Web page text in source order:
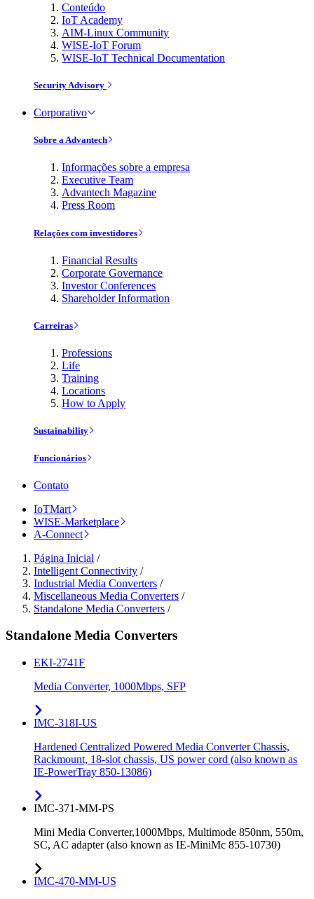
Conteúdo
IoT Academy
AIM-Linux Community
WISE-IoT Forum
WISE-IoT Technical Documentation
Security Advisory
Corporativo
Sobre a Advantech
Informações sobre a empresa
Executive Team
Advantech Magazine
Press Room
Relações com investidores
Financial Results
Corporate Governance
Investor Conferences
Shareholder Information
Carreiras
Professions
Life
Training
Locations
How to Apply
Sustainability
Funcionários
Contato
IoTMart
WISE-Marketplace
A-Connect
Página Inicial /
Intelligent Connectivity /
Industrial Media Converters /
Miscellaneous Media Converters /
Standalone Media Converters /
Standalone Media Converters
EKI-2741F
Media Converter, 1000Mbps, SFP
IMC-318I-US
Hardened Centralized Powered Media Converter Chassis,
Rackmount, 18-slot chassis, US power cord (also known as
IE-PowerTray 850-13086)
IMC-371-MM-PS
Mini Media Converter,1000Mbps, Multimode 850nm, 550m,
SC, AC adapter (also known as IE-MiniMc 855-10730)
IMC-470-MM-US